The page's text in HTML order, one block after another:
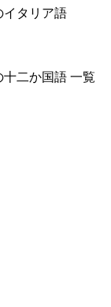
イタリア語
二か国語 一覧